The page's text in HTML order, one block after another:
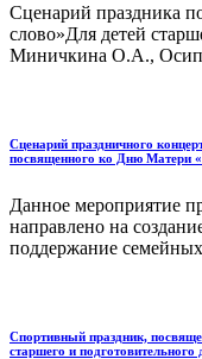
Сценарий праздника
слово»Для детей
Миничкина О.А.,
Сценарий праздничного
посвященного ко Дню Матери
Данное мероприятие
направлено на
поддержание
Спортивный праздник,
старшего и подготовительного